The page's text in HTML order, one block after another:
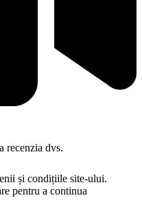
recenzia dvs.
și condițiile site-ului.
pentru a continua